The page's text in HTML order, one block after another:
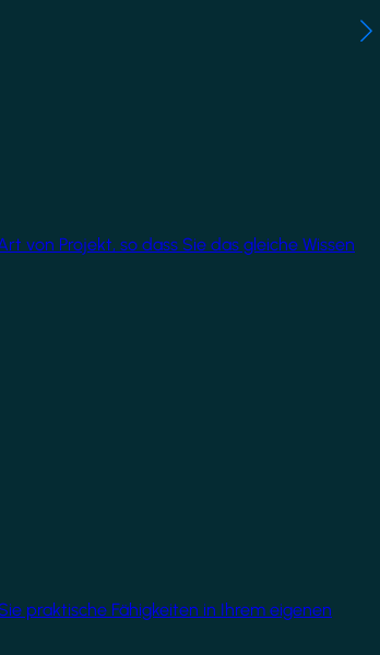
von Projekt, so dass Sie das gleiche Wissen
praktische Fähigkeiten in Ihrem eigenen